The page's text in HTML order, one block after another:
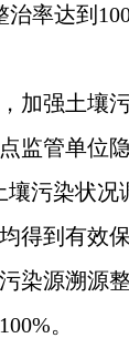
治率达到
加强土壤
监管单位
壤污染状况
得到有效
染源溯源
。